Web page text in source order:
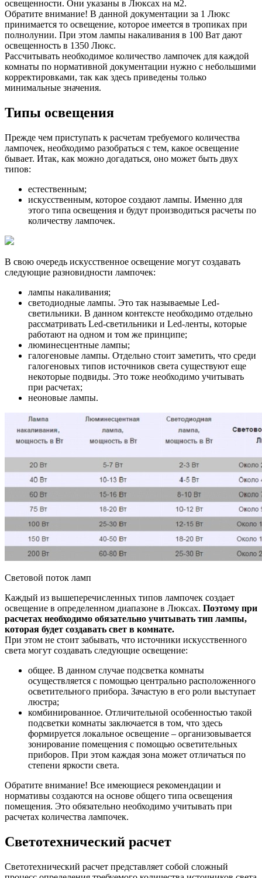
освещенности. Они указаны в Люксах на м2.
Обратите внимание! В данной документации за 1 Люкс
принимается то освещение, которое имеется в тропиках при
полнолунии. При этом лампы накаливания в 100 Ват дают
освещенность в 1350 Люкс.
Рассчитывать необходимое количество лампочек для каждой
комнаты по нормативной документации нужно с небольшими
корректировками, так как здесь приведены только
минимальные значения.
Типы освещения
Прежде чем приступать к расчетам требуемого количества
лампочек, необходимо разобраться с тем, какое освещение
бывает. Итак, как можно догадаться, оно может быть двух
типов:
естественным;
искусственным, которое создают лампы. Именно для
этого типа освещения и будут производиться расчеты по
количеству лампочек.
В свою очередь искусственное освещение могут создавать
следующие разновидности лампочек:
лампы накаливания;
светодиодные лампы. Это так называемые Led-
светильники. В данном контексте необходимо отдельно
рассматривать Led-светильники и Led-ленты, которые
работают на одном и том же принципе;
люминесцентные лампы;
галогеновые лампы. Отдельно стоит заметить, что среди
галогеновых типов источников света существуют еще
некоторые подвиды. Это тоже необходимо учитывать
при расчетах;
неоновые лампы.
Световой поток ламп
Каждый из вышеперечисленных типов лампочек создает
освещение в определенном диапазоне в Люксах. Поэтому при
расчетах необходимо обязательно учитывать тип лампы,
которая будет создавать свет в комнате.
При этом не стоит забывать, что источники искусственного
света могут создавать следующие освещение:
общее. В данном случае подсветка комнаты
осуществляется с помощью центрально расположенного
осветительного прибора. Зачастую в его роли выступает
люстра;
комбинированное. Отличительной особенностью такой
подсветки комнаты заключается в том, что здесь
формируется локальное освещение – организовывается
зонирование помещения с помощью осветительных
приборов. При этом каждая зона может отличаться по
степени яркости света.
Обратите внимание! Все имеющиеся рекомендации и
нормативы создаются на основе общего типа освещения
помещения. Это обязательно необходимо учитывать при
расчетах количества лампочек.
Светотехнический расчет
Светотехнический расчет представляет собой сложный